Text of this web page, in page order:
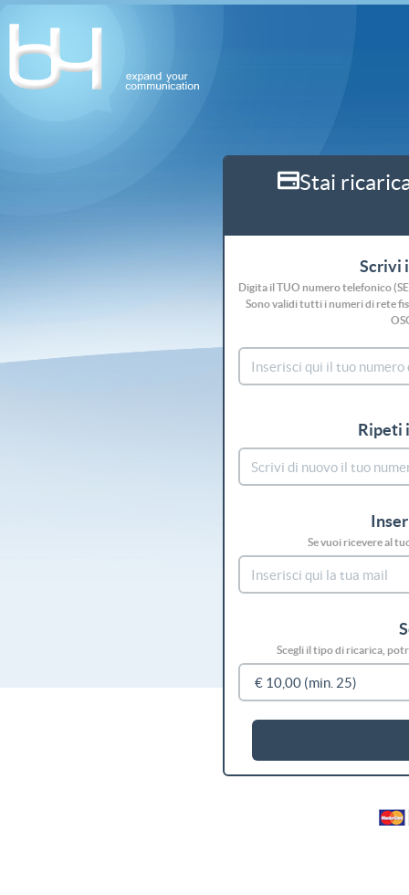
Stai
Scrivi
Digita il TUO numero telefonico
Sono validi tutti i numeri di rete
Ripeti
Se vuoi ricevere al
Scegli il tipo di ricarica,